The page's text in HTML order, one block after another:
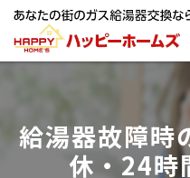
給湯器故障時
休・24時